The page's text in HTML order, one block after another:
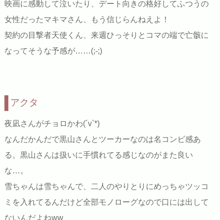
映画に感動して泣いたり、デート向きの格好してふつうの
女性だったマキマさん、もう信じらんねえよ！
契約の目撃者天使くん、来週ひっそりとコマの端で亡骸に
なってそうな予感が……(;-;)
アクタ
夜凪さんがチョロかわ(´v`*)
なんだかんだで黒山さんとツーカーなのは名コンビ感あ
る。黒山さんは扱いに手慣れてる感じなのがまた良い
な…。
雪ちゃんは雪ちゃんで、二人のやりとりにめっちゃツッコ
ミを入れてるんだけど全部モノローグなので口には出して
ないんだよねww